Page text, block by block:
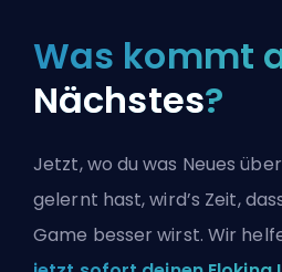
Was kommt
Nächstes?
Jetzt, wo du was Neues über
gelernt hast, wird’s Zeit,
Game besser wirst. Wir